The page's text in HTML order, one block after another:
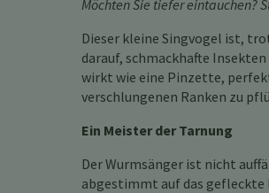
Möchten Sie tiefer eintauchen?
Dieser kleine Singvogel ist,
darauf, schmackhafte
wirkt wie eine Pinzette,
verschlungenen Ranken zu
Ein Meister der Tarnung
Der Wurmsänger ist nicht
abgestimmt auf das gefleckte